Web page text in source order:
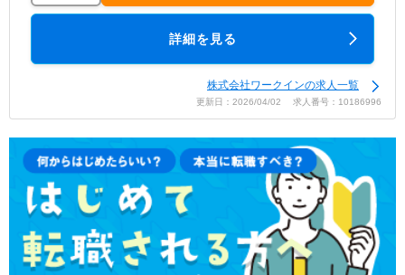
詳細を見る
株式会社ワークインの求人一覧
更新日：2026/04/02 求人番号：10186996